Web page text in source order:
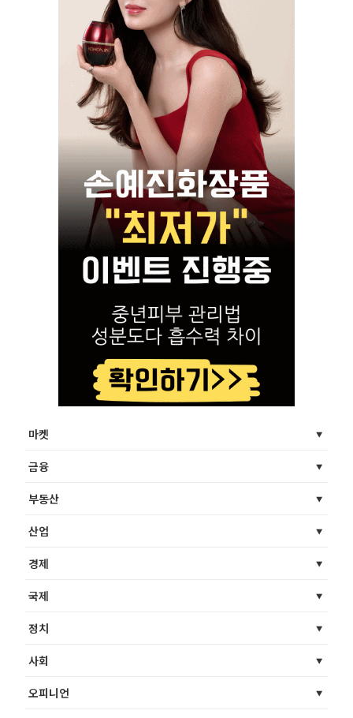
마켓
금융
부동산
산업
경제
국제
정치
사회
오피니언